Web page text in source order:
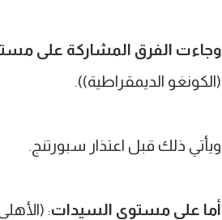
وجاءت الفرق المشاركة على
(الكونغو الديمقراطية)).
ويأتي ذلك قبل اعتذار سبورتنج.
أما على مستوى السيدات: